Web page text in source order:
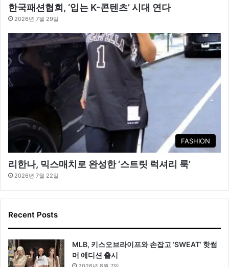
한국패션협회, ‘입는 K-콘텐츠’ 시대 연다
2026년 7월 29일
FASHION
리한나, 믹스매치로 완성한 ‘스트릿 럭셔리 룩’
2026년 7월 22일
Recent Posts
MLB, 키스오브라이프와 손잡고 ‘SWEAT’ 핫썸
머 에디션 출시